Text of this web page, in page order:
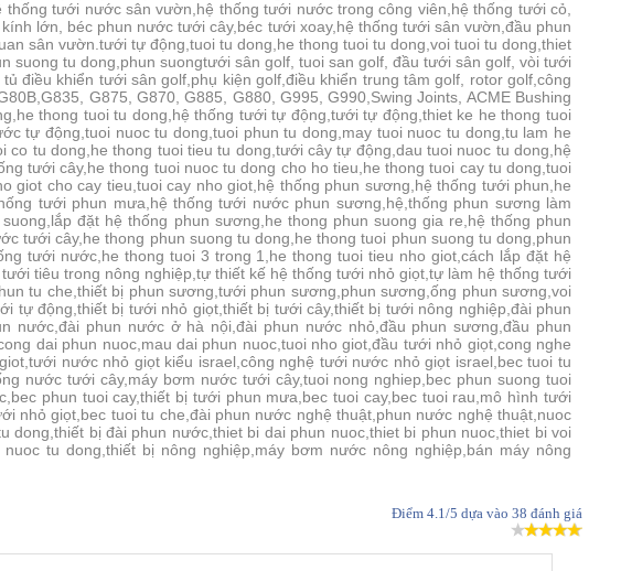
tưới nước sân vườn,hệ thống tưới nước trong công viên,hệ thống tưới cỏ,
lớn, béc phun nước tưới cây,béc tưới xoay,hệ thống tưới sân vườn,đầu phun
sân vườn.tưới tự động,tuoi tu dong,he thong tuoi tu dong,voi tuoi tu dong,thiet
suong tu dong,phun suongtưới sân golf, tuoi san golf, đầu tưới sân golf, vòi tưới
điều khiển tưới sân golf,phụ kiện golf,điều khiển trung tâm golf, rotor golf,công
G875, G870, G885, G880, G995, G990,Swing Joints, ACME Bushing
thong tuoi tu dong,hệ thống tưới tự động,tưới tự động,thiet ke he thong tuoi
tự động,tuoi nuoc tu dong,tuoi phun tu dong,may tuoi nuoc tu dong,tu lam he
tu dong,he thong tuoi tieu tu dong,tưới cây tự động,dau tuoi nuoc tu dong,hệ
tưới cây,he thong tuoi nuoc tu dong cho ho tieu,he thong tuoi cay tu dong,tuoi
giot cho cay tieu,tuoi cay nho giot,hệ thống phun sương,hệ thống tưới phun,he
tưới phun mưa,hệ thống tưới nước phun sương,hệ,thống phun sương làm
đặt hệ thống phun sương,he thong phun suong gia re,hệ thống phun
tưới cây,he thong phun suong tu dong,he thong tuoi phun suong tu dong,phun
tưới nước,he thong tuoi 3 trong 1,he thong tuoi tieu nho giot,cách lắp đặt hệ
tiêu trong nông nghiệp,tự thiết kế hệ thống tưới nhỏ giọt,tự làm hệ thống tưới
tu che,thiết bị phun sương,tưới phun sương,phun sương,ống phun sương,voi
tự động,thiết bị tưới nhỏ giọt,thiết bị tưới cây,thiết bị tưới nông nghiệp,đài phun
nước,đài phun nước ở hà nội,đài phun nước nhỏ,đầu phun sương,đầu phun
dai phun nuoc,mau dai phun nuoc,tuoi nho giot,đầu tưới nhỏ giọt,cong nghe
nước nhỏ giọt kiểu israel,công nghệ tưới nước nhỏ giọt israel,bec tuoi tu
nước tưới cây,máy bơm nước tưới cây,tuoi nong nghiep,bec phun suong tuoi
phun tuoi cay,thiết bị tưới phun mưa,bec tuoi cay,bec tuoi rau,mô hình tưới
nhỏ giọt,bec tuoi tu che,đài phun nước nghệ thuật,phun nước nghệ thuật,nuoc
bị đài phun nước,thiet bi dai phun nuoc,thiet bi phun nuoc,thiet bi voi
tu dong,thiết bị nông nghiệp,máy bơm nước nông nghiệp,bán máy nông
Điểm 4.1/5 dựa vào 38 đánh giá